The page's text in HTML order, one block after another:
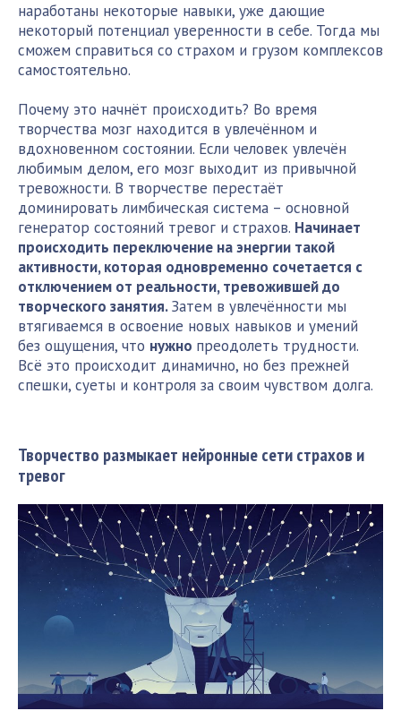
наработаны некоторые навыки, уже дающие
некоторый потенциал уверенности в себе. Тогда мы
сможем справиться со страхом и грузом комплексов
самостоятельно.
Почему это начнёт происходить? Во время
творчества мозг находится в увлечённом и
вдохновенном состоянии. Если человек увлечён
любимым делом, его мозг выходит из привычной
тревожности. В творчестве перестаёт
доминировать лимбическая система – основной
генератор состояний тревог и страхов. Начинает
происходить переключение на энергии такой
активности, которая одновременно сочетается с
отключением от реальности, тревожившей до
творческого занятия.Затем в увлечённости мы
втягиваемся в освоение новых навыков и умений
без ощущения, что нужно преодолеть трудности.
Всё это происходит динамично, но без прежней
спешки, суеты и контроля за своим чувством долга.
Творчество размыкает нейронные сети страхов и
тревог